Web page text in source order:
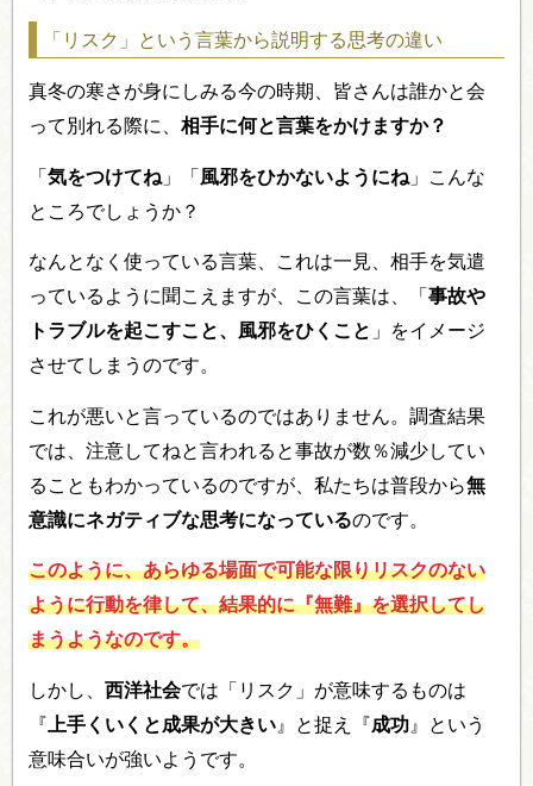
「リスク」という言葉から説明する思考の違い
真冬の寒さが身にしみる今の時期、皆さんは誰かと会
って別れる際に、相手に何と言葉をかけますか？
「気をつけてね 」「 風邪をひかないようにね 」こんな
ところでしょうか？
なんとなく使っている言葉、これは一見、相手を気遣
っているように聞こえますが、この言葉は、「事故や
トラブルを起こすこと、風邪をひくこと 」をイメージ
させてしまうのです。
これが悪いと言っているのではありません。調査結果
では、注意してねと言われると事故が数％減少してい
ることもわかっているのですが、私たちは普段から無
意識にネガティブな思考になっているのです。
このように、あらゆる場面で可能な限りリスクのない
ように行動を律して、結果的に『無難』を選択してし
まうようなのです。
しかし、西洋社会では「リスク」が意味するものは
『 上手くいくと成果が大きい 』と捉え『成功 』という
意味合いが強いようです。